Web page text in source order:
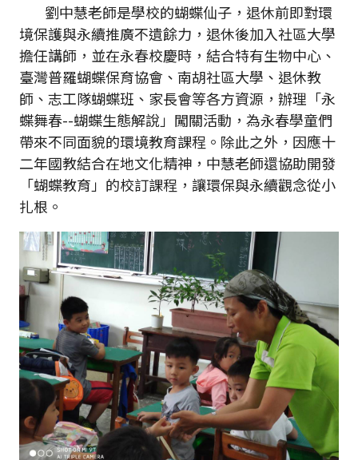
劉中慧老師是學校的蝴蝶仙子，退休前即對環
境保護與永續推廣不遺餘力，退休後加入社區大學
擔任講師，並在永春校慶時，結合特有生物中心、
臺灣普羅蝴蝶保育協會、南胡社區大學、退休教
師、志工隊蝴蝶班、家長會等各方資源，辦理「永
蝶舞春--蝴蝶生態解說」闖關活動，為永春學童們
帶來不同面貌的環境教育課程。除此之外，因應十
二年國教結合在地文化精神，中慧老師還協助開發
「蝴蝶教育」的校訂課程，讓環保與永續觀念從小
扎根。